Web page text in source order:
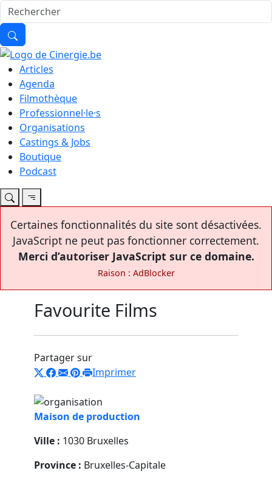
Articles
Agenda
Filmothèque
Professionnel·le·s
Organisations
Castings & Jobs
Boutique
Podcast
Certaines fonctionnalités du site sont désactivées.
JavaScript ne peut pas fonctionner correctement.
Merci d’autoriser JavaScript sur ce domaine.
Raison : AdBlocker
Favourite Films
Partager sur
Imprimer
Maison de production
Ville : 1030 Bruxelles
Province : Bruxelles-Capitale